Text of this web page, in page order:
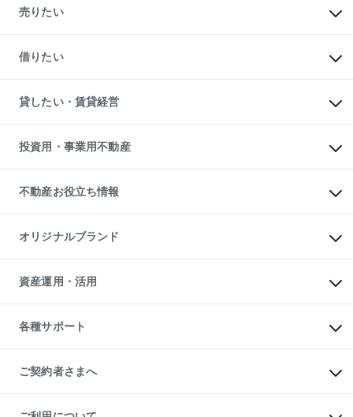
新築・分譲マンションの購入
中古マンションの購入
一戸建ての購入
中古一戸建ての購入
不動産購入の流れ
注目キーワード物件特集
購入ガイド
English 繁体中文簡体中文
売りたい
一戸建ての売却・査定
土地の売却・査定
スピードAI査定
不動産査定について
不動産売却の流れ
不動産買換えの流れ
売却ガイド
借りたい
オフィス・店舗の賃貸
借りるときの流れ
借りるガイド
貸したい・賃貸経営
マンション賃料データ
賃貸管理プラン
リロケーションについて
貸すガイド
投資用・事業用不動産
事業用不動産
マンション投資
投資用マンション
アパート経営
収益物件
ビル購入（ビル一棟）
投資用不動産の売却査定
事業用不動産の売却査定
不動産お役立ち情報
マンションライブラリー
人気マンションランキング
暮らしに役立つ不動産メディア
不動産相場・不動産価格情報
不動産コラム・ニュース
不動産用語集
不動産なんでもネット相談室
住まいの税金
オリジナルブランド
一棟リノベーションマンション
L`GENTE（ルジェンテ）
区分リノベーションマンション
投資用一棟レジデンスWELL
不動産小口投資
LEGACIA（レガシア）
資産運用・活用
不動産M&A
アセットマネジメント・出資
各種サポート
相続サポート
リフォームサポート
ご契約者さまへ
ご紹介・再契約特典